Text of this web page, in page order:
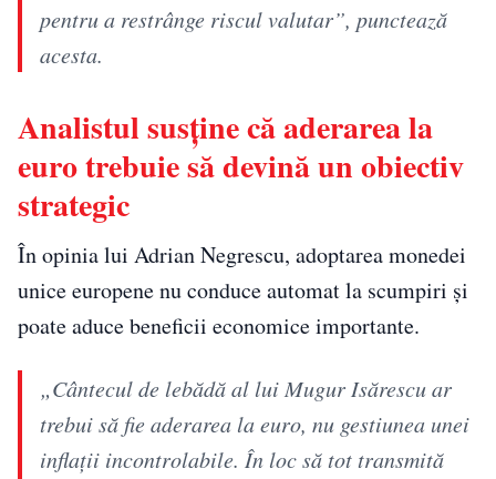
pentru a restrânge riscul valutar”, punctează
acesta.
Analistul susține că aderarea la
euro trebuie să devină un obiectiv
strategic
În opinia lui Adrian Negrescu, adoptarea monedei
unice europene nu conduce automat la scumpiri și
poate aduce beneficii economice importante.
„Cântecul de lebădă al lui Mugur Isărescu ar
trebui să fie aderarea la euro, nu gestiunea unei
inflații incontrolabile. În loc să tot transmită